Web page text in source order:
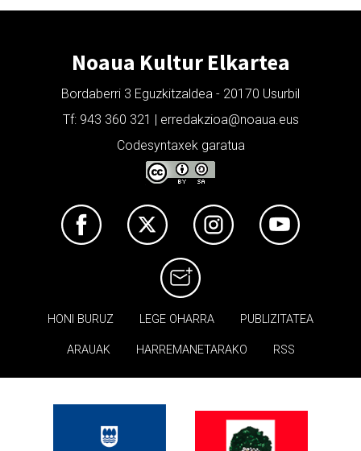
Noaua Kultur Elkartea
Bordaberri 3 Eguzkitzaldea - 20170 Usurbil
Tf: 943 360 321 | erredakzioa@noaua.eus
Codesyntaxek garatua
HONI BURUZ LEGE OHARRA PUBLIZITATEA
ARAUAK HARREMANETARAKO RSS